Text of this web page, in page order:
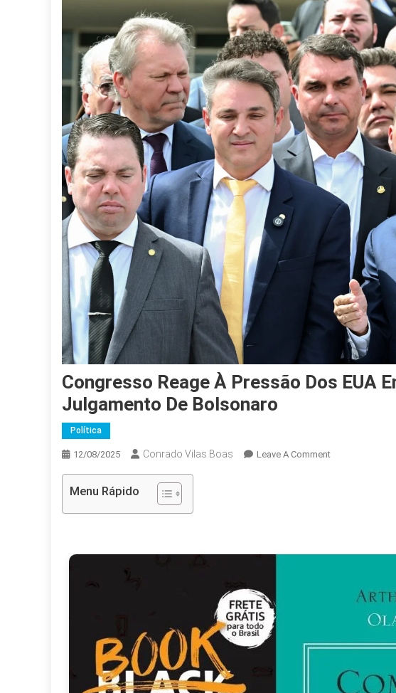
Congresso Reage À Pressão Dos EUA
Julgamento De Bolsonaro
Política
12/08/2025 Conrado Vilas Boas Leave A CommentOn
Acelera
Julgamento
Bolsonaro
Menu Rápido